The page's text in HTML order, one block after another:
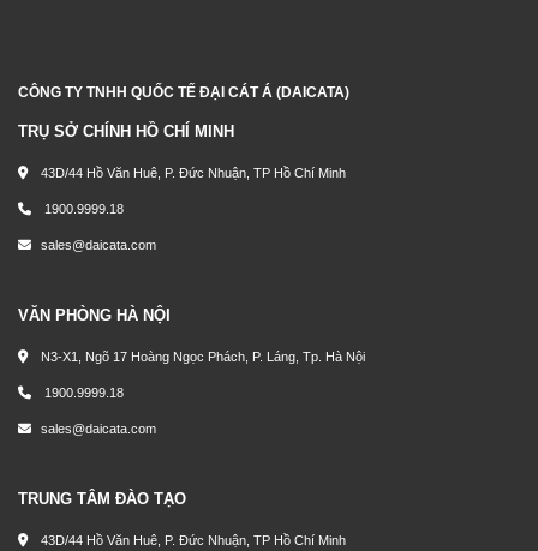
CÔNG TY TNHH QUỐC TẾ ĐẠI CÁT Á (DAICATA)
TRỤ SỞ CHÍNH HỒ CHÍ MINH
43D/44 Hồ Văn Huê, P. Đức Nhuận, TP Hồ Chí Minh
1900.9999.18
sales@daicata.com
VĂN PHÒNG HÀ NỘI
N3-X1, Ngõ 17 Hoàng Ngọc Phách, P. Láng, Tp. Hà Nội
1900.9999.18
sales@daicata.com
TRUNG TÂM ĐÀO TẠO
43D/44 Hồ Văn Huê, P. Đức Nhuận, TP Hồ Chí Minh